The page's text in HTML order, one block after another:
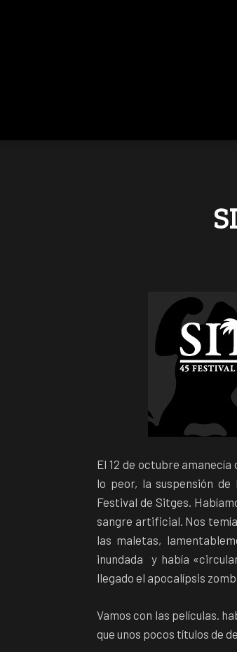
El 12 de octubre
lo peor, la suspensión
Festival de Sitges.
sangre artificial. Nos
las maletas,
inundada y había
llegado el apocalípsis
Vamos con las películas.
que unos pocos títulos de